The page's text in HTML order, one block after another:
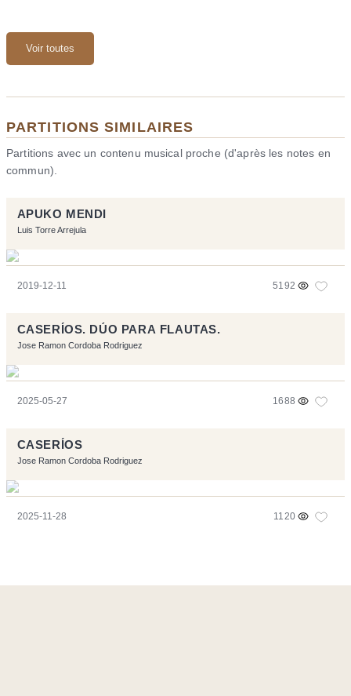
Voir toutes
PARTITIONS SIMILAIRES
Partitions avec un contenu musical proche (d'après les notes en
commun).
APUKO MENDI
Luis Torre Arrejula
2019-12-11 5192
CASERÍOS. DÚO PARA FLAUTAS.
Jose Ramon Cordoba Rodriguez
2025-05-27 1688
CASERÍOS
Jose Ramon Cordoba Rodriguez
2025-11-28 1120